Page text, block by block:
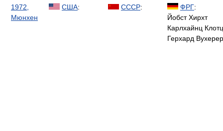
1972,
Мюнхен
США: СССР: ФРГ:
Йобст Хирхт
Карлхайнц Клотц
Герхард Вухерер